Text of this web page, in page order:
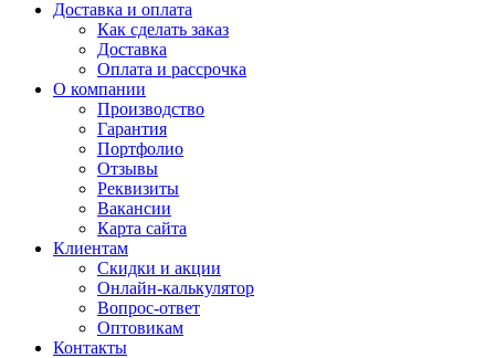
Доставка и оплата
Как сделать заказ
Доставка
Оплата и рассрочка
О компании
Производство
Гарантия
Портфолио
Отзывы
Реквизиты
Вакансии
Карта сайта
Клиентам
Скидки и акции
Онлайн-калькулятор
Вопрос-ответ
Оптовикам
Контакты